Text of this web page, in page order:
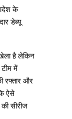
के
डेब्यू
है लेकिन
में
रफ्तार और
ऐसे
सीरीज